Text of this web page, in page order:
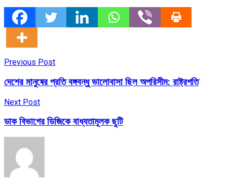
Previous Post
দেশের মানুষের প্রতি বঙ্গবন্ধু ভালোবাসা ছিল অপরিসীম: রাষ্ট্রপতি
Next Post
ডাক বিভাগের ডিজিকে বাধ্যতামূলক ছুটি